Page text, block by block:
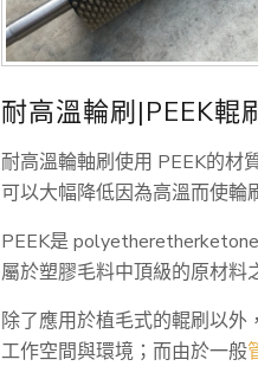
耐高溫輪刷|PEEK輥
耐高溫輪軸刷使用 PEEK的材
可以大幅降低因為高溫而使輪
PEEK是
屬於塑膠毛料中頂級的原材料
除了應用於植毛式的輥刷以外
工作空間與環境；而由於一般